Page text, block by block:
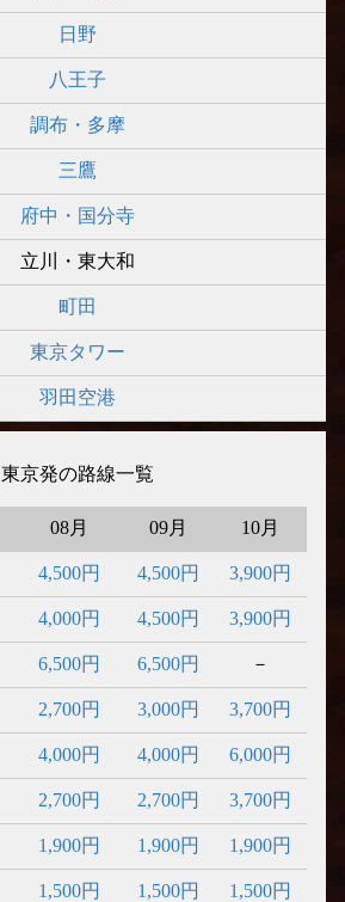
日野
八王子
調布・多摩
三鷹
府中・国分寺
立川・東大和
町田
東京タワー
羽田空港
東京発の路線一覧
08月 09月 10月
4,500円 4,500円 3,900円
4,000円 4,500円 3,900円
6,500円 6,500円 －
2,700円 3,000円 3,700円
4,000円 4,000円 6,000円
2,700円 2,700円 3,700円
1,900円 1,900円 1,900円
1,500円 1,500円 1,500円